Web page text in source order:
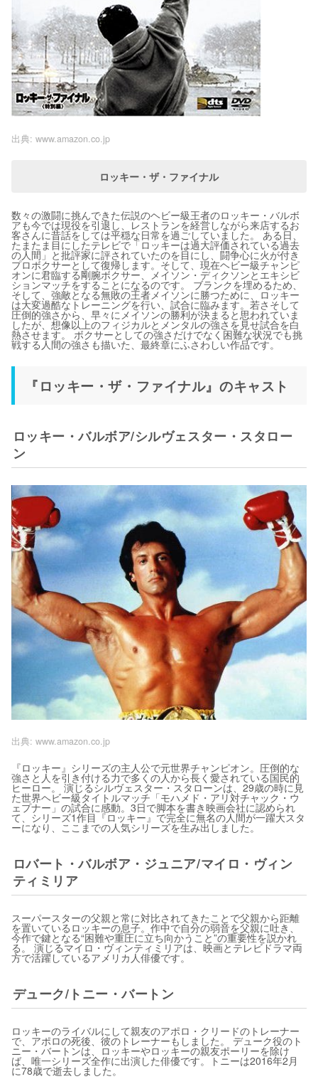
出典: www.amazon.co.jp
ロッキー・ザ・ファイナル
数々の激闘に挑んできた伝説のヘビー級王者のロッキー・バルボ
アも今では現役を引退し、レストランを経営しながら来店するお
客さんに昔話をしては平穏な日常を過ごしていました。 ある日、
たまたま目にしたテレビで「ロッキーは過大評価されている過去
の人間」と批評家に評されていたのを目にし、闘争心に火が付き
プロボクサーとして復帰します。そして、現在ヘビー級チャンピ
オンに君臨する剛腕ボクサー、メイソン・ディクソンとエキシビ
ションマッチをすることになるのです。 ブランクを埋めるため、
そして、強敵となる無敗の王者メイソンに勝つために、ロッキー
は大変過酷なトレーニングを行い、試合に臨みます。若さそして
圧倒的強さから、早々にメイソンの勝利が決まると思われていま
したが、想像以上のフィジカルとメンタルの強さを見せ試合を白
熱させます。 ボクサーとしての強さだけでなく困難な状況でも挑
戦する人間の強さも描いた、最終章にふさわしい作品です。
『ロッキー・ザ・ファイナル』のキャスト
ロッキー・バルボア/シルヴェスター・スタロー
ン
出典: www.amazon.co.jp
『ロッキー』シリーズの主人公で元世界チャンピオン。圧倒的な
強さと人を引き付ける力で多くの人から長く愛されている国民的
ヒーロー。 演じるシルヴェスター・スタローンは、29歳の時に見
た世界ヘビー級タイトルマッチ「モハメド・アリ対チャック・ウ
ェプナー」の試合に感動。3日で脚本を書き映画会社に認められ
て、シリーズ1作目『ロッキー』で完全に無名の人間が一躍大スタ
ーになり、ここまでの人気シリーズを生み出しました。
ロバート・バルボア・ジュニア/マイロ・ヴィン
ティミリア
スーパースターの父親と常に対比されてきたことで父親から距離
を置いているロッキーの息子。作中で自分の弱音を父親に吐き、
今作で鍵となる“困難や重圧に立ち向かうこと”の重要性を説かれ
る。 演じるマイロ・ヴィンティミリアは、映画とテレビドラマ両
方で活躍しているアメリカ人俳優です。
デューク/トニー・バートン
ロッキーのライバルにして親友のアポロ・クリードのトレーナー
で、アポロの死後、彼のトレーナーもしました。 デューク役のト
ニー・バートンは、ロッキーやロッキーの親友ポーリーを除け
ば、唯一シリーズ全作に出演した俳優です。トニーは2016年2月
に78歳で逝去しました。